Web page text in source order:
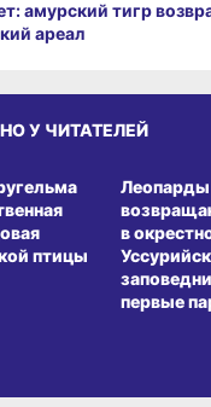
амурский тигр
ареал
У ЧИТАТЕЛЕЙ
птицы
Леопарды
в
первые